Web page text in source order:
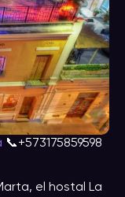
📞+573175859598
el hostal La